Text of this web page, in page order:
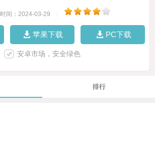
时间：2024-03-29
苹果下载 PC下载
安卓市场，安全绿色
排行